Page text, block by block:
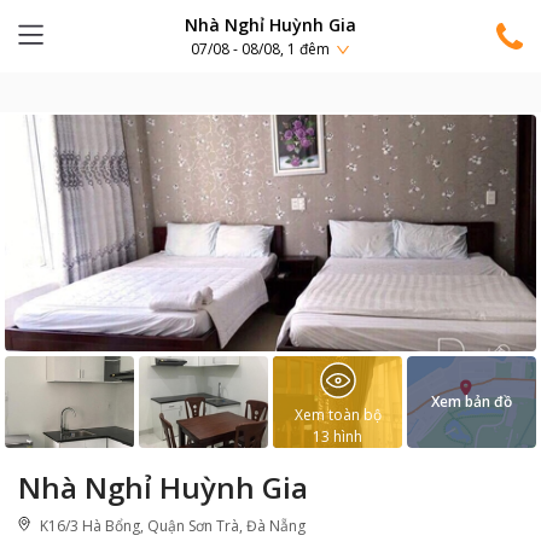
Nhà Nghỉ Huỳnh Gia
07/08 - 08/08, 1 đêm
Nhà Nghỉ Huỳnh Gia
K16/3 Hà Bổng, Quận Sơn Trà, Đà Nẵng
Xem toàn bộ
13 hình
Xem bản đồ